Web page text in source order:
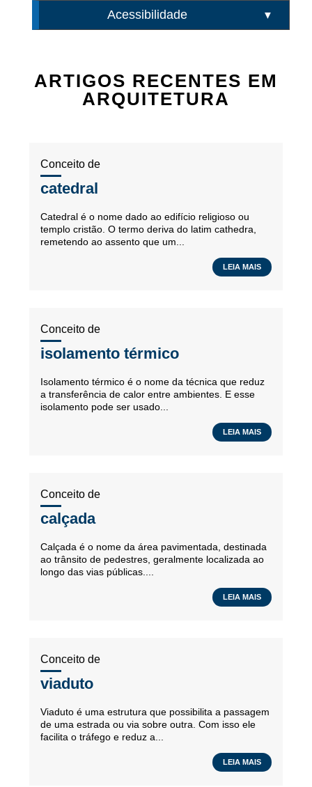
Acessibilidade ▼
ARTIGOS RECENTES EM
ARQUITETURA
Conceito de
catedral
Catedral é o nome dado ao edifício religioso ou
templo cristão. O termo deriva do latim cathedra,
remetendo ao assento que um...
LEIA MAIS
Conceito de
isolamento térmico
Isolamento térmico é o nome da técnica que reduz
a transferência de calor entre ambientes. E esse
isolamento pode ser usado...
LEIA MAIS
Conceito de
calçada
Calçada é o nome da área pavimentada, destinada
ao trânsito de pedestres, geralmente localizada ao
longo das vias públicas....
LEIA MAIS
Conceito de
viaduto
Viaduto é uma estrutura que possibilita a passagem
de uma estrada ou via sobre outra. Com isso ele
facilita o tráfego e reduz a...
LEIA MAIS